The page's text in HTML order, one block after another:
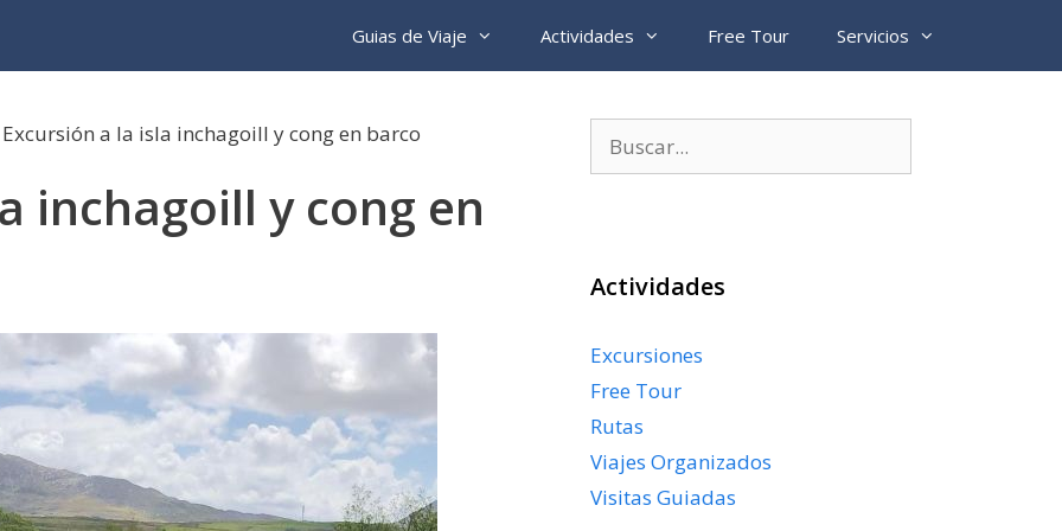
Guias de Viaje Actividades Free Tour Servicios
Excursión a la isla inchagoill y cong en barco
inchagoill y cong en
Actividades
Excursiones
Free Tour
Rutas
Viajes Organizados
Visitas Guiadas